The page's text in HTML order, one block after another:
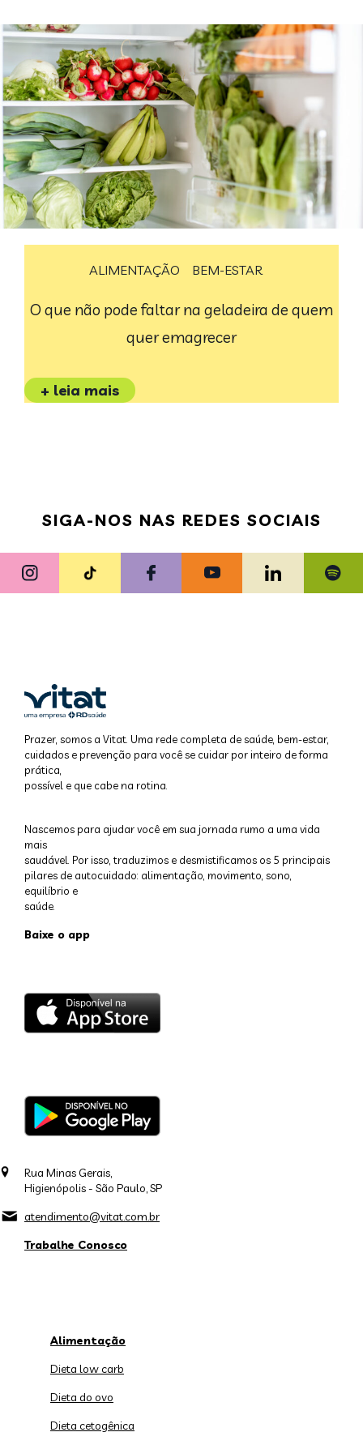
ALIMENTAÇÃO BEM-ESTAR
O que não pode faltar na geladeira de quem
quer emagrecer
+ leia mais
SIGA-NOS NAS REDES SOCIAIS
Prazer, somos a Vitat. Uma rede completa de saúde, bem-estar,
cuidados e prevenção para você se cuidar por inteiro de forma
prática,
possível e que cabe na rotina.
Nascemos para ajudar você em sua jornada rumo a uma vida
mais
saudável. Por isso, traduzimos e desmistificamos os 5 principais
pilares de autocuidado: alimentação, movimento, sono,
equilíbrio e
saúde.
Baixe o app
Rua Minas Gerais,
Higienópolis - São Paulo, SP
atendimento@vitat.com.br
Trabalhe Conosco
Alimentação
Dieta low carb
Dieta do ovo
Dieta cetogênica